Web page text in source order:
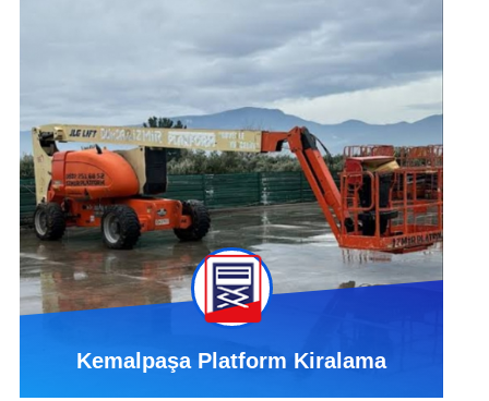
Kemalpaşa Platform Kiralama